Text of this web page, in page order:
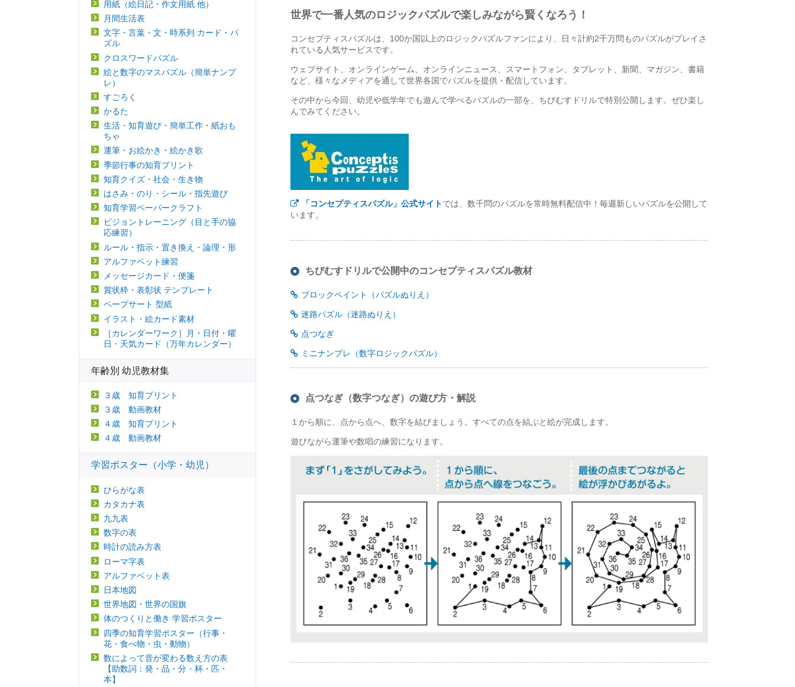
世界で一番人気のロジックパズルで楽しみながら賢くなろう！
コンセプティスパズルは、100か国以上のロジックパズルファンにより、日々計約2千万問ものパズルがプレイさ
れている人気サービスです。
ウェブサイト、オンラインゲーム、オンラインニュース、スマートフォン、タブレット、新聞、マガジン、書籍
など、様々なメディアを通して世界各国でパズルを提供・配信しています。
その中から今回、幼児や低学年でも遊んで学べるパズルの一部を、ちびむすドリルで特別公開します。ぜひ楽し
んでみてください。
「コンセプティスパズル」公式サイトでは、数千問のパズルを常時無料配信中！毎週新しいパズルを公開して
います。
ちびむすドリルで公開中のコンセプティスパズル教材
ブロックペイント（パズルぬりえ）
迷路パズル（迷路ぬりえ）
点つなぎ
ミニナンプレ（数字ロジックパズル）
点つなぎ（数字つなぎ）の遊び方・解説
１から順に、点から点へ、数字を結びましょう。すべての点を結ぶと絵が完成します。
遊びながら運筆や数唱の練習になります。
用紙（絵日記・作文用紙 他）
月間生活表
文字・言葉・文・時系列 カード・パ
ズル
クロスワードパズル
絵と数字のマスパズル（簡単ナンプ
レ）
すごろく
かるた
生活・知育遊び・簡単工作・紙おも
ちゃ
運筆・お絵かき・絵かき歌
季節行事の知育プリント
知育クイズ・社会・生き物
はさみ・のり・シール・指先遊び
知育学習ペーパークラフト
ビジョントレーニング（目と手の協
応練習）
ルール・指示・置き換え・論理・形
アルファベット練習
メッセージカード・便箋
賞状枠・表彰状 テンプレート
ペープサート 型紙
イラスト・絵カード素材
［カレンダーワーク］月・日付・曜
日・天気カード（万年カレンダー）
年齢別 幼児教材集
３歳 知育プリント
３歳 動画教材
４歳 知育プリント
４歳 動画教材
学習ポスター（小学・幼児）
ひらがな表
カタカナ表
九九表
数字の表
時計の読み方表
ローマ字表
アルファベット表
日本地図
世界地図・世界の国旗
体のつくりと働き 学習ポスター
四季の知育学習ポスター（行事・
花・食べ物・虫・動物）
数によって音が変わる数え方の表
【助数詞：発・品・分・杯・匹・
本】